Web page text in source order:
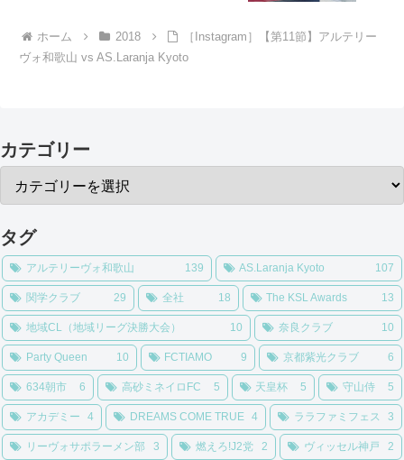
ホーム 2018
［Instagram］【第11節】アルテリー
ヴォ和歌山 vs AS.Laranja Kyoto
カテゴリー
タグ
アルテリーヴォ和歌山 139 AS.Laranja Kyoto 107
関学クラブ 29 全社 18 The KSL Awards 13
地域CL（地域リーグ決勝大会） 10 奈良クラブ 10
Party Queen 10 FCTIAMO 9 京都紫光クラブ 6
634朝市 6 高砂ミネイロFC 5 天皇杯 5 守山侍 5
アカデミー 4 DREAMS COME TRUE 4 ララファミフェス 3
リーヴォサポラーメン部 3 燃えろ!J2党 2 ヴィッセル神戸 2